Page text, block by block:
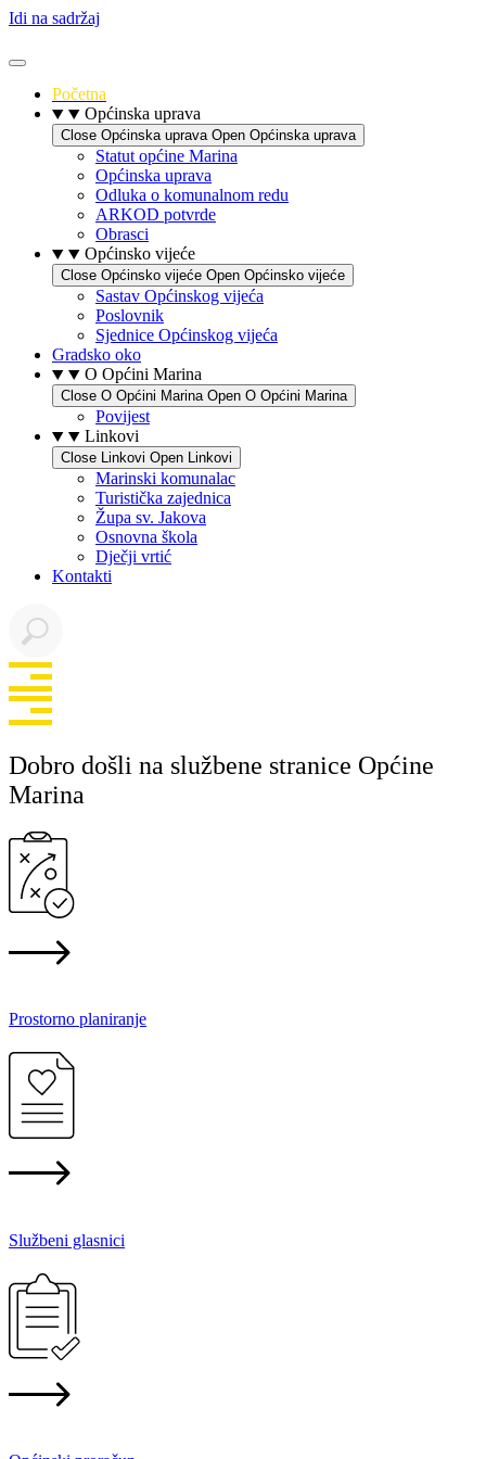
Idi na sadržaj
Početna
Općinska uprava
Close Općinska uprava Open Općinska uprava
Statut općine Marina
Općinska uprava
Odluka o komunalnom redu
ARKOD potvrde
Obrasci
Općinsko vijeće
Close Općinsko vijeće Open Općinsko vijeće
Sastav Općinskog vijeća
Poslovnik
Sjednice Općinskog vijeća
Gradsko oko
O Općini Marina
Close O Općini Marina Open O Općini Marina
Povijest
Linkovi
Close Linkovi Open Linkovi
Marinski komunalac
Turistička zajednica
Župa sv. Jakova
Osnovna škola
Dječji vrtić
Kontakti
Dobro došli na službene stranice Općine
Marina
Prostorno planiranje
Službeni glasnici